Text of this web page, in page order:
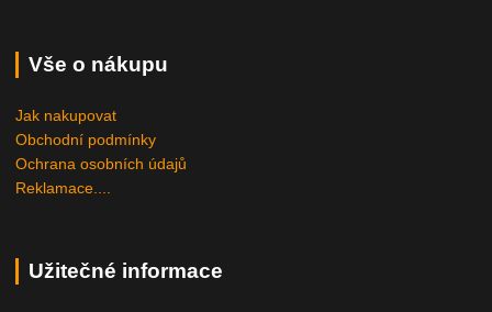
Vše o nákupu
Jak nakupovat
Obchodní podmínky
Ochrana osobních údajů
Reklamace....
Užitečné informace